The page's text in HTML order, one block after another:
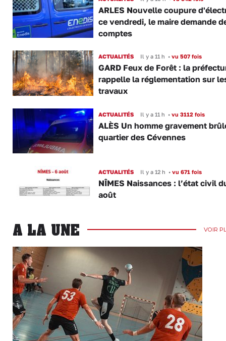
ARLES Nouvelle coupure
ce vendredi, le maire demande
comptes
ACTUALITÉS Il y a 11 h •vu 507 fois
GARD Feux de Forêt : la
rappelle la réglementation sur
travaux
ACTUALITÉS Il y a 11 h •vu 3112 fois
ALÈS Un homme gravement
quartier des Cévennes
ACTUALITÉS Il y a 12 h •vu 671 fois
NÎMES Naissances : l’état civil
août
A LA UNE VOIR